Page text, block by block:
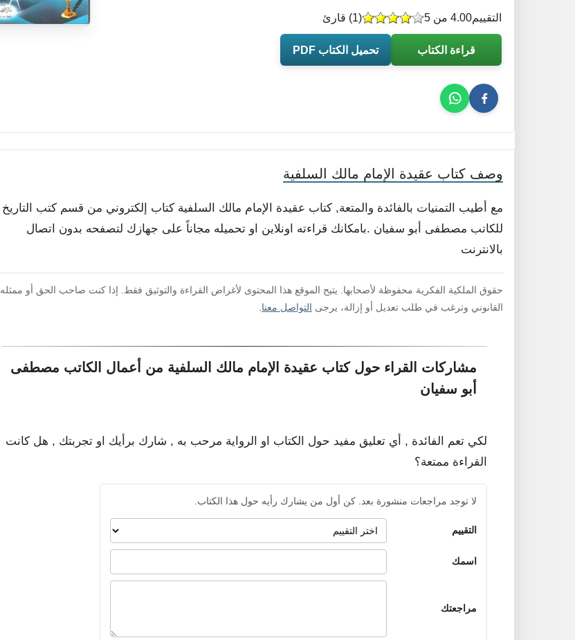
التقييم (
1) قارئ 4.00 من 5
قراءة الكتاب تحميل الكتاب PDF
وصف كتاب عقيدة الإمام مالك السلفية
مع أطيب التمنيات بالفائدة والمتعة, كتاب عقيدة الإمام مالك السلفية كتاب إلكتروني من قسم كتب التاريخ
للكاتب مصطفى أبو سفيان .بامكانك قراءته اونلاين او تحميله مجاناً على جهازك لتصفحه بدون اتصال
بالانترنت
حقوق الملكية الفكرية محفوظة لأصحابها. يتيح الموقع هذا المحتوى لأغراض القراءة والتوثيق فقط. إذا كنت صاحب الحق أو ممثله
القانوني وترغب في طلب تعديل أو إزالة، يرجى التواصل معنا
مشاركات القراء حول كتاب عقيدة الإمام مالك السلفية من أعمال الكاتب مصطفى
أبو سفيان
لكي تعم الفائدة , أي تعليق مفيد حول الكتاب او الرواية مرحب به , شارك برأيك او تجربتك , هل كانت
القراءة ممتعة؟
لا توجد مراجعات منشورة بعد. كن أول من يشارك رأيه حول هذا الكتاب.
التقييم
اسمك
مراجعتك